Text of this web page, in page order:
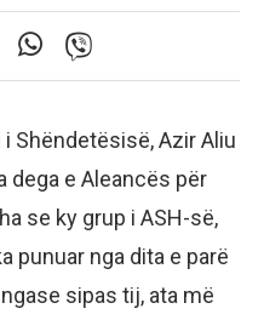
Shëndetësisë, Azir Aliu
dega e Aleancës për
se ky grup i ASH-së,
punuar nga dita e parë
sipas tij, ata më